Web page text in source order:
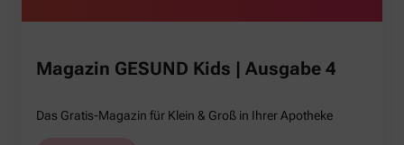
Magazin GESUND Kids | Ausgabe 4
Das Gratis-Magazin für Klein & Groß in Ihrer Apotheke